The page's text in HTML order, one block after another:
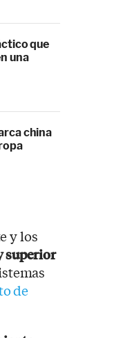
que
una
china
y los
superior
de